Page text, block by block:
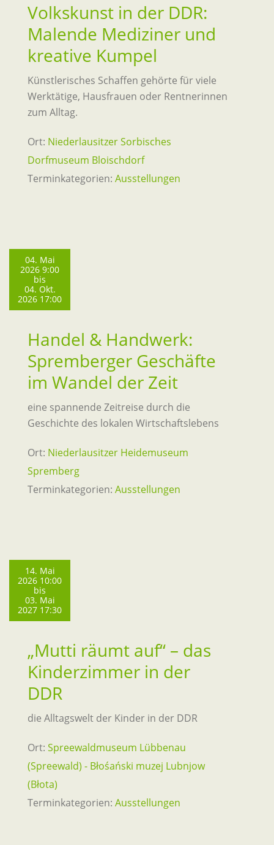
Volkskunst in der DDR:
Malende Mediziner und
kreative Kumpel
Künstlerisches Schaffen gehörte für viele
Werktätige, Hausfrauen oder Rentnerinnen
zum Alltag.
Ort: Niederlausitzer Sorbisches
Dorfmuseum Bloischdorf
Terminkategorien: Ausstellungen
04. Mai
2026 9:00
bis
04. Okt.
2026 17:00
Handel & Handwerk:
Spremberger Geschäfte
im Wandel der Zeit
eine spannende Zeitreise durch die
Geschichte des lokalen Wirtschaftslebens
Ort: Niederlausitzer Heidemuseum
Spremberg
Terminkategorien: Ausstellungen
14. Mai
2026 10:00
bis
03. Mai
2027 17:30
„Mutti räumt auf“ – das
Kinderzimmer in der
DDR
die Alltagswelt der Kinder in der DDR
Ort: Spreewaldmuseum Lübbenau
(Spreewald) - Błośański muzej Lubnjow
(Błota)
Terminkategorien: Ausstellungen